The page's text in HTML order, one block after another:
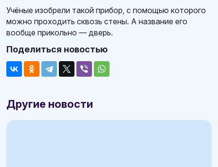
Учёные изобрели такой прибор, с помощью которого
можно проходить сквозь стены. А название его
вообще прикольно — дверь.
Поделиться новостью
Другие новости